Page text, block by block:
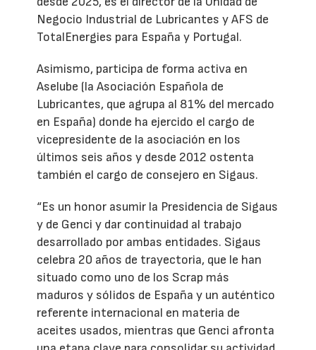
Negocio Industrial de Lubricantes y AFS de
TotalEnergies para España y Portugal.
Asimismo, participa de forma activa en
Aselube (la Asociación Española de
Lubricantes, que agrupa al 81% del mercado
en España) donde ha ejercido el cargo de
vicepresidente de la asociación en los
últimos seis años y desde 2012 ostenta
también el cargo de consejero en Sigaus.
“Es un honor asumir la Presidencia de Sigaus
y de Genci y dar continuidad al trabajo
desarrollado por ambas entidades. Sigaus
celebra 20 años de trayectoria, que le han
situado como uno de los Scrap más
maduros y sólidos de España y un auténtico
referente internacional en materia de
aceites usados, mientras que Genci afronta